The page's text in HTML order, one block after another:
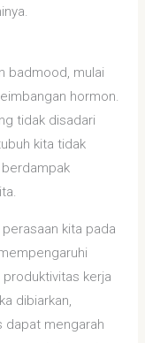
badmood, mulai
hormon.
tidak disadari
kita tidak
kita pada
kerja
dibiarkan,
dapat mengarah